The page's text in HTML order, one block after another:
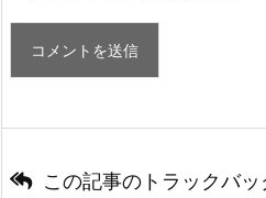
この記事のトラックバッ